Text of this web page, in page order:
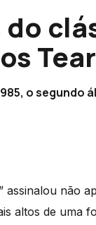
do
o segundo
assinalou não
altos de uma